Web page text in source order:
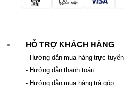
HỖ TRỢ KHÁCH HÀNG
- Hướng dẫn mua hàng trực tuyến
- Hướng dẫn thanh toán
- Hướng dẫn mua hàng trả góp